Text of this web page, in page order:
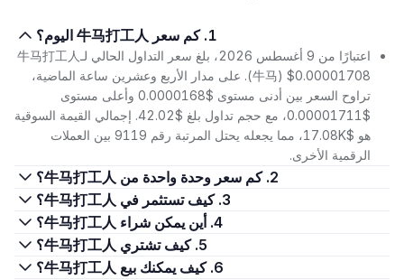
1. كم سعر 牛马打工人 اليوم؟
اعتبارًا من 9 أغسطس 2026، بلغ سعر التداول الحالي لـ牛马打工人
(牛马) $0.00001708. على مدار الأربع وعشرين ساعة الماضية،
تراوح السعر بين أدنى مستوى $0.0000168 وأعلى مستوى
$0.00001711، مع حجم تداول بلغ $42.02. إجمالي القيمة السوقية
هو $17.08K، مما يجعله يحتل المرتبة رقم 9119 بين العملات
الرقمية الأخرى.
2. كم سعر وحدة واحدة من 牛马打工人؟
3. كيف تستثمر في 牛马打工人؟
4. أين يمكن شراء 牛马打工人؟
5. كيف تشتري 牛马打工人؟
6. كيف يمكنك بيع 牛马打工人؟